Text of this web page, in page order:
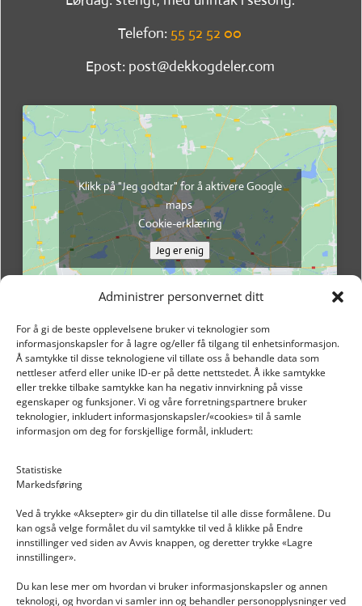
Administrer personvernet ditt
For å gi de beste opplevelsene bruker vi teknologier som
informasjonskapsler for å lagre og/eller få tilgang til enhetsinformasjon.
Å samtykke til disse teknologiene vil tillate oss å behandle data som
nettleser atferd eller unike ID-er på dette nettstedet. Å ikke samtykke
eller trekke tilbake samtykke kan ha negativ innvirkning på visse
egenskaper og funksjoner. Vi og våre forretningspartnere bruker
teknologier, inkludert informasjonskapsler/«cookies» til å samle
informasjon om deg for forskjellige formål, inkludert:
Statistiske
Markedsføring
Ved å trykke «Aksepter» gir du din tillatelse til alle disse formålene. Du
kan også velge formålet du vil samtykke til ved å klikke på Endre
innstillinger ved siden av Avvis knappen, og deretter trykke «Lagre
innstillinger».
Du kan lese mer om hvordan vi bruker informasjonskapsler og annen
teknologi, og hvordan vi samler inn og behandler personopplysninger ved
Telefon: 55 52 52 00
Epost: post@dekkogdeler.com
Klikk på "Jeg godtar" for å aktivere Google
maps
Cookie-erklæring
Jeg er enig
INFORMASJON